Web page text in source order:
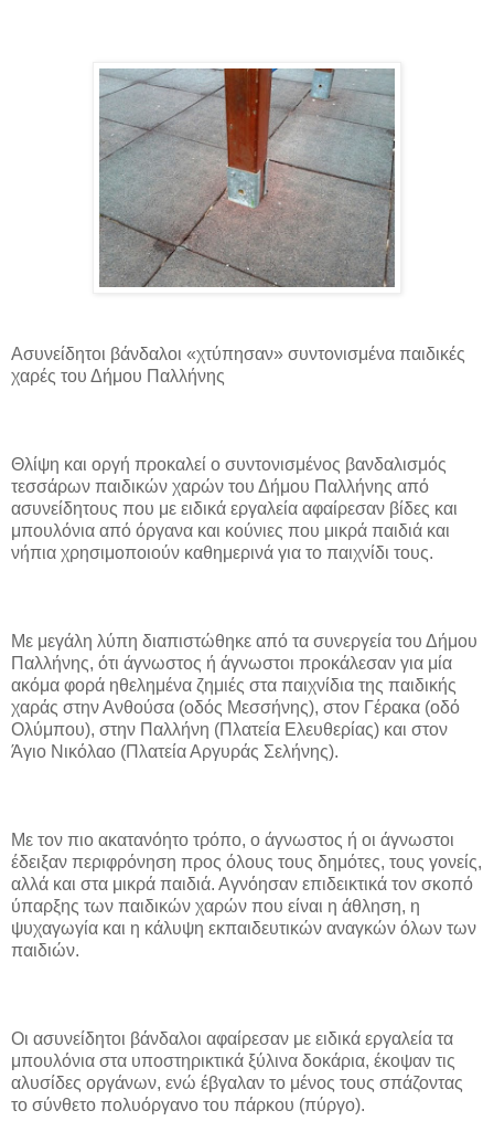
Ασυνείδητοι βάνδαλοι «χτύπησαν» συντονισμένα παιδικές
χαρές του Δήμου Παλλήνης
Θλίψη και οργή προκαλεί ο συντονισμένος βανδαλισμός
τεσσάρων παιδικών χαρών του Δήμου Παλλήνης από
ασυνείδητους που με ειδικά εργαλεία αφαίρεσαν βίδες και
μπουλόνια από όργανα και κούνιες που μικρά παιδιά και
νήπια χρησιμοποιούν καθημερινά για το παιχνίδι τους.
Με μεγάλη λύπη διαπιστώθηκε από τα συνεργεία του Δήμου
Παλλήνης, ότι άγνωστος ή άγνωστοι προκάλεσαν για μία
ακόμα φορά ηθελημένα ζημιές στα παιχνίδια της παιδικής
χαράς στην Ανθούσα (οδός Μεσσήνης), στον Γέρακα (οδό
Ολύμπου), στην Παλλήνη (Πλατεία Ελευθερίας) και στον
Άγιο Νικόλαο (Πλατεία Αργυράς Σελήνης).
Με τον πιο ακατανόητο τρόπο, ο άγνωστος ή οι άγνωστοι
έδειξαν περιφρόνηση προς όλους τους δημότες, τους γονείς,
αλλά και στα μικρά παιδιά. Αγνόησαν επιδεικτικά τον σκοπό
ύπαρξης των παιδικών χαρών που είναι η άθληση, η
ψυχαγωγία και η κάλυψη εκπαιδευτικών αναγκών όλων των
παιδιών.
Οι ασυνείδητοι βάνδαλοι αφαίρεσαν με ειδικά εργαλεία τα
μπουλόνια στα υποστηρικτικά ξύλινα δοκάρια, έκοψαν τις
αλυσίδες οργάνων, ενώ έβγαλαν το μένος τους σπάζοντας
το σύνθετο πολυόργανο του πάρκου (πύργο).